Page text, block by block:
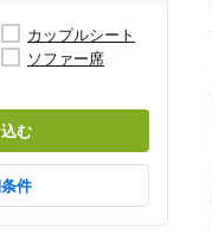
カップルシート
ソファー席
む
件